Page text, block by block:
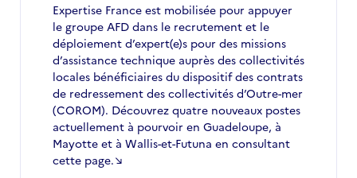
Expertise France est mobilisée pour appuyer
le groupe AFD dans le recrutement et le
déploiement d’expert(e)s pour des missions
d’assistance technique auprès des collectivités
locales bénéficiaires du dispositif des contrats
de redressement des collectivités d’Outre-mer
(COROM). Découvrez quatre nouveaux postes
actuellement à pourvoir en Guadeloupe, à
Mayotte et à Wallis-et-Futuna en consultant
cette page.↘